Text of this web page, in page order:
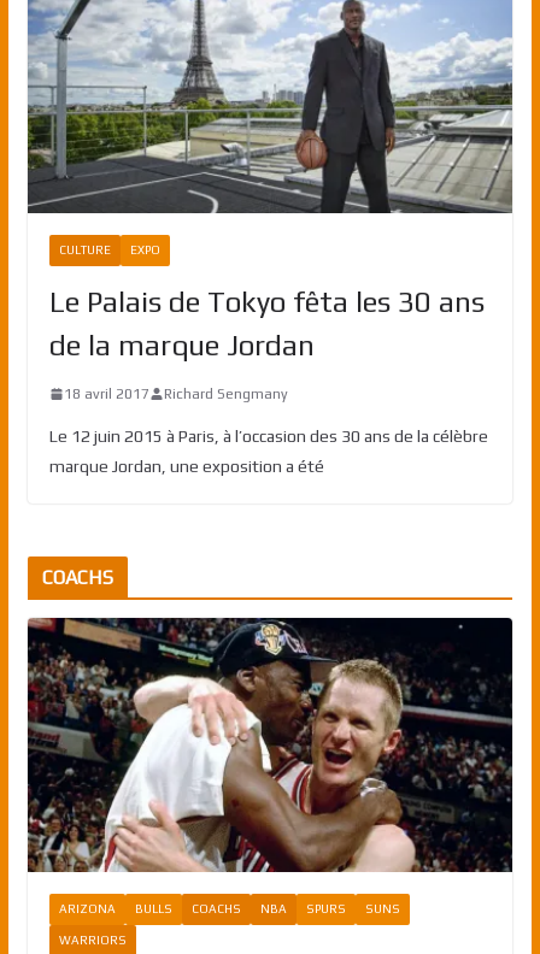
CULTURE EXPO
Le Palais de Tokyo fêta les 30 ans
de la marque Jordan
18 avril 2017 Richard Sengmany
Le 12 juin 2015 à Paris, à l’occasion des 30 ans de la célèbre
marque Jordan, une exposition a été
COACHS
ARIZONA BULLS COACHS NBA SPURS SUNS
WARRIORS